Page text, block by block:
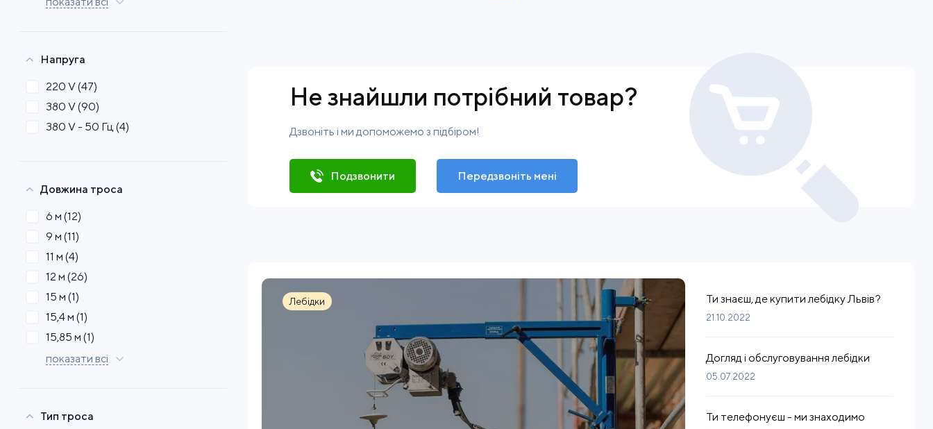
Напруга
220 V(47)
380 V(90)
380 V - 50 Гц (4)
Довжина троса
6 м (12)
9 м (11)
11 м (4)
12 м (26)
15 м (1)
15,4 м (1)
15,85 м (1)
показати всі
Тип троса
Не знайшли потрібний товар?
Дзвоніть і ми допоможемо з підбіром!
Подзвонити Передзвоніть мені
Лебідки Ти знаєш, де купити лебідку Львів?
21.10.2022
Догляд і обслуговування лебідки
05.07.2022
Ти телефонуєш - ми знаходимо